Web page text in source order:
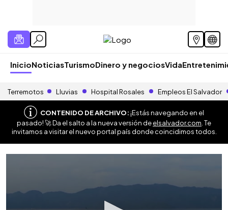
InicioNoticiasTurismoDinero y negociosVida
Terremotos Lluvias Hospital Rosales Empleos El Salvador
CONTENIDO DE ARCHIVO:¡Estás navegando en el
pasado! 🚀 Da el salto a la nueva versión deelsalvador.com . Te
invitamos a visitar el nuevo portal país donde coincidimos todos.